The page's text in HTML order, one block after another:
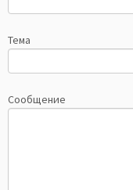
Тема
Сообщение